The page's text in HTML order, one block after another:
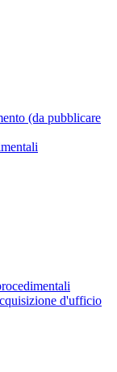
(da pubblicare
d'ufficio